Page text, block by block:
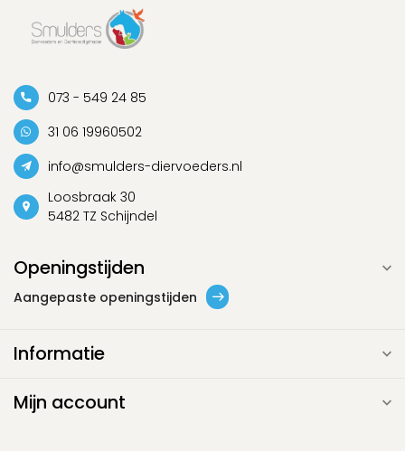
073 - 549 24 85
31 06 19960502
info@smulders-diervoeders.nl
Loosbraak 30
5482 TZ Schijndel
Openingstijden
Aangepaste openingstijden
Informatie
Mijn account